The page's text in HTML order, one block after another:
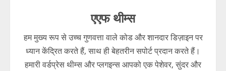
एएफ थीम्स
हम मुख्य रूप से उच्च गुणवत्ता वाले कोड और शानदार डिज़ाइन पर
ध्यान केंद्रित करते हैं, साथ ही बेहतरीन सपोर्ट प्रदान करते हैं।
हमारी वर्डप्रेस थीम्स और प्लगइन्स आपको एक पेशेवर, सुंदर और